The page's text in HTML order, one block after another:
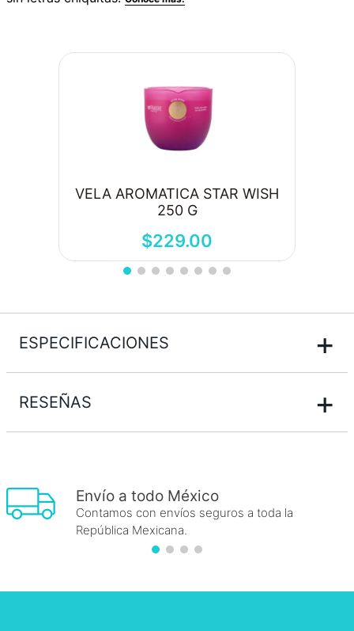
VELA AROMATICA STAR WISH
250 G
$229.00
ESPECIFICACIONES +
RESEÑAS +
Envío a todo México
Contamos con envíos seguros a toda la
República Mexicana.